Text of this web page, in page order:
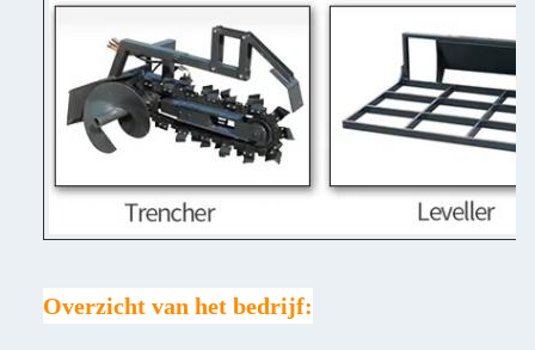
Overzicht van het bedrijf: